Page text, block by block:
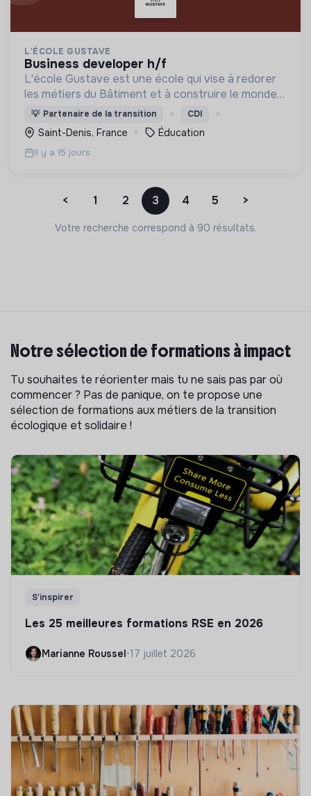
L'ÉCOLE GUSTAVE
business developer h/f
L'école Gustave est une école qui vise à redorer
les métiers du Bâtiment et à construire le monde
de demain. Notre ESS recrute ses apprenants en
fonction de leur motivation et non de leur diplôme.
💡 Partenaire de la transition CDI
Saint-Denis, France Éducation
Il y a 15 jours
< 1 2 3 4 5 >
Votre recherche correspond à 90 résultats.
Notre sélection de formations à impact
Tu souhaites te réorienter mais tu ne sais pas par où
commencer ? Pas de panique, on te propose une
sélection de formations aux métiers de la transition
écologique et solidaire !
S'inspirer
Les 25 meilleures formations RSE en 2026
Marianne Roussel•17 juillet 2026